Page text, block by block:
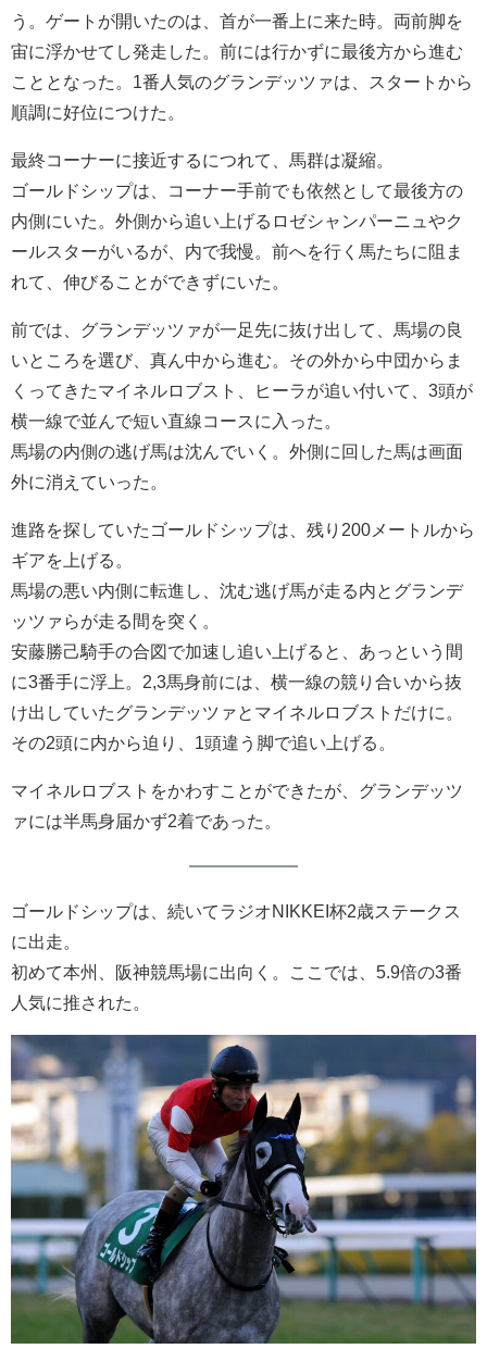
う。ゲートが開いたのは、首が一番上に来た時。両前脚を
宙に浮かせてし発走した。前には行かずに最後方から進む
こととなった。1番人気のグランデッツァは、スタートから
順調に好位につけた。
最終コーナーに接近するにつれて、馬群は凝縮。
ゴールドシップは、コーナー手前でも依然として最後方の
内側にいた。外側から追い上げるロゼシャンパーニュやク
ールスターがいるが、内で我慢。前へを行く馬たちに阻ま
れて、伸びることができずにいた。
前では、グランデッツァが一足先に抜け出して、馬場の良
いところを選び、真ん中から進む。その外から中団からま
くってきたマイネルロブスト、ヒーラが追い付いて、3頭が
横一線で並んで短い直線コースに入った。
馬場の内側の逃げ馬は沈んでいく。外側に回した馬は画面
外に消えていった。
進路を探していたゴールドシップは、残り200メートルから
ギアを上げる。
馬場の悪い内側に転進し、沈む逃げ馬が走る内とグランデ
ッツァらが走る間を突く。
安藤勝己騎手の合図で加速し追い上げると、あっという間
に3番手に浮上。2,3馬身前には、横一線の競り合いから抜
け出していたグランデッツァとマイネルロブストだけに。
その2頭に内から迫り、1頭違う脚で追い上げる。
マイネルロブストをかわすことができたが、グランデッツ
ァには半馬身届かず2着であった。
ゴールドシップは、続いてラジオNIKKEI杯2歳ステークス
に出走。
初めて本州、阪神競馬場に出向く。ここでは、5.9倍の3番
人気に推された。